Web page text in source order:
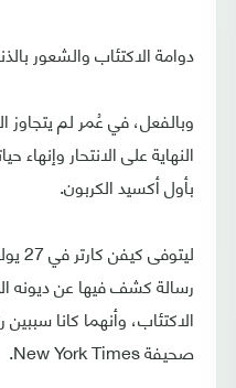
دوامة الاكتئاب والشعور
النهاية على الانتحار
بأول أكسيد الكربون.
رسالة كشف فيها عن ديونه
الاكتئاب، وأنهما كانا
صحيفة New York Times.